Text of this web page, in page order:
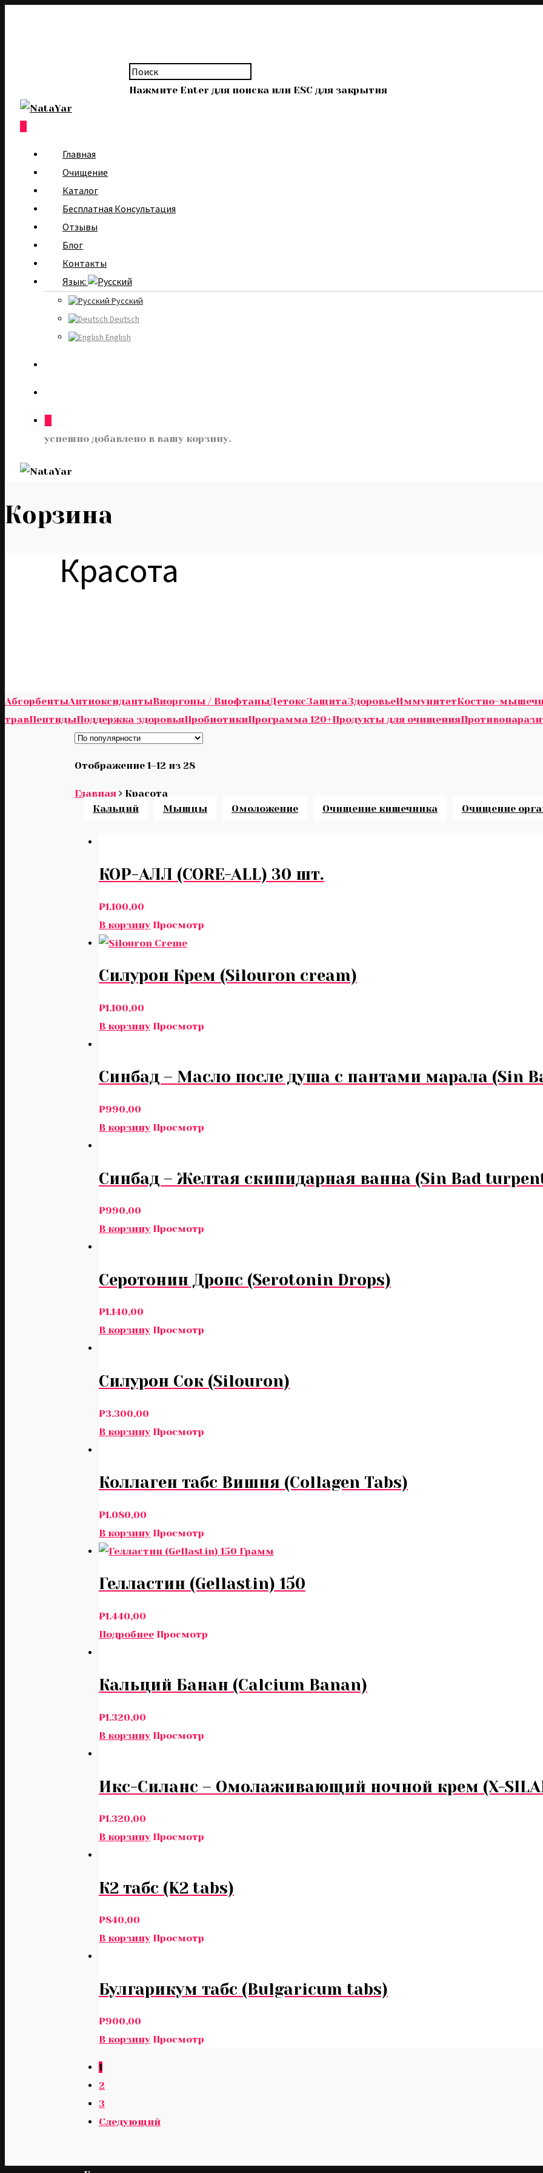
Нажмите Enter для поиска или ESC для закрытия
Главная
Очищение
Каталог
Бесплатная Консультация
Отзывы
Блог
Контакты
Язык:
Русский
Deutsch
English
успешно добавлено в вашу корзину.
Корзина
Красота
АбсорбентыАнтиоксидантыВиоргоны / ВиофтаныДетоксЗащитаЗдоровьеИммунитетКостно-
травПептидыПоддержка здоровьяПробиотикиПрограмма 120+Продукты для очищения
Отображение 1–12 из 28
Главная
Красота
Кальций
Мышцы Омоложение Очищение кишечника Очищение
КОР-АЛЛ (CORE-ALL) 30 шт.
₽1.100,00
В корзину Просмотр
Силурон Крем (Silouron cream)
₽1.100,00
В корзину Просмотр
Синбад – Масло после душа с пантами марала (Sin
₽990,00
В корзину Просмотр
Синбад – Желтая скипидарная ванна (Sin Bad
₽990,00
В корзину Просмотр
Серотонин Дропс (Serotonin Drops)
₽1.140,00
В корзину Просмотр
Силурон Сок (Silouron)
₽3.300,00
В корзину Просмотр
Коллаген табс Вишня (Collagen Tabs)
₽1.080,00
В корзину Просмотр
Гелластин (Gellastin) 150
₽1.440,00
Подробнее Просмотр
Кальций Банан (Calcium Banan)
₽1.320,00
В корзину Просмотр
Икс-Силанс – Омолаживающий ночной крем (X-
₽1.320,00
В корзину Просмотр
К2 табс (K2 tabs)
₽840,00
В корзину Просмотр
Булгарикум табс (Bulgaricum tabs)
₽900,00
В корзину Просмотр
1
2
3
Следующий